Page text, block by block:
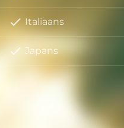
Italiaans
Japans